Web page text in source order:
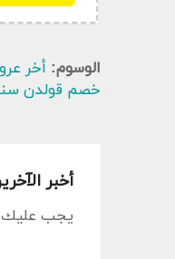
الوسوم: أخر
خصم قولدن سنت
أخبر
يجب عليك